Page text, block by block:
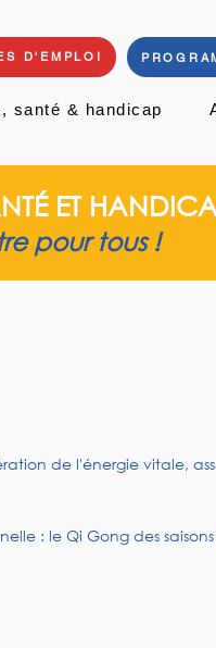
D'EMPLOI
santé & handicap
ET
pour tous !
de l'énergie vitale,
: le Qi Gong des